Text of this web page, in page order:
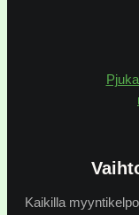
Kaikilla